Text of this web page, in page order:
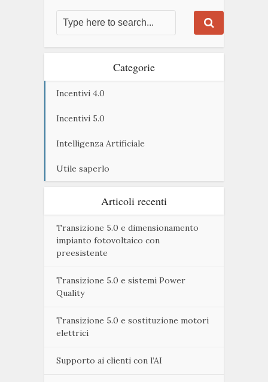
Categorie
Incentivi 4.0
Incentivi 5.0
Intelligenza Artificiale
Utile saperlo
Articoli recenti
Transizione 5.0 e dimensionamento
impianto fotovoltaico con
preesistente
Transizione 5.0 e sistemi Power
Quality
Transizione 5.0 e sostituzione motori
elettrici
Supporto ai clienti con l’AI